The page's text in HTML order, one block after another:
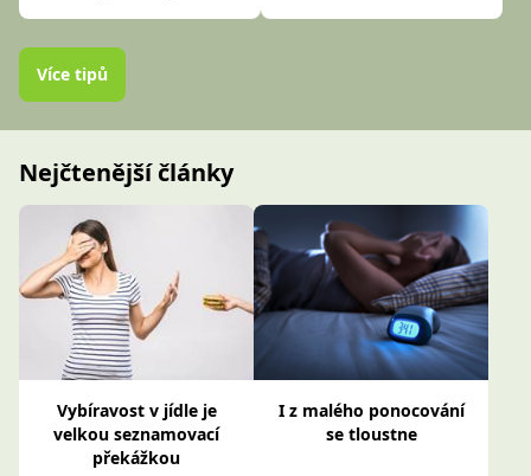
Více tipů
Nejčtenější články
Vybíravost v jídle je
velkou seznamovací
překážkou
I z malého ponocování
se tloustne